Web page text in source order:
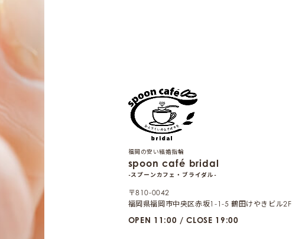
福岡の安い結婚指輪
spoon café bridal
-スプーンカフェ・ブライダル-
〒810-0042
福岡県福岡市中央区赤坂1-1-5 鶴田けやきビル2F
OPEN 11:00 / CLOSE 19:00